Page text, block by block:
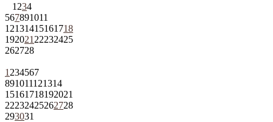
1 234
567891011
12131415161718
192021 22232425
262728
1 234567
891011121314
15161718192021
22232425262728
293031